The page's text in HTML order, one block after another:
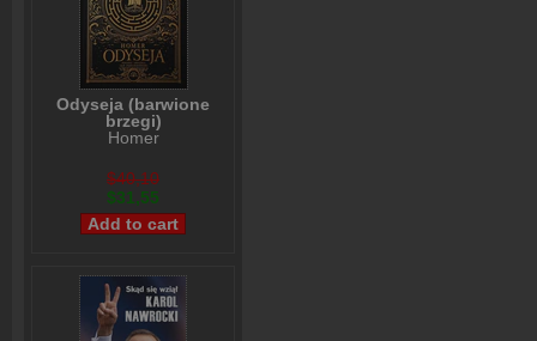
Odyseja (barwione
brzegi)
Homer
$40,10
$31,55